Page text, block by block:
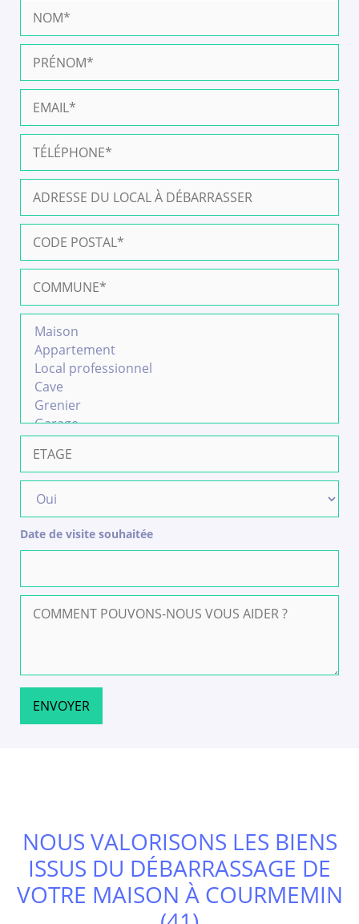
Date de visite souhaitée
NOUS VALORISONS LES BIENS
ISSUS DU DÉBARRASSAGE DE
VOTRE MAISON À COURMEMIN